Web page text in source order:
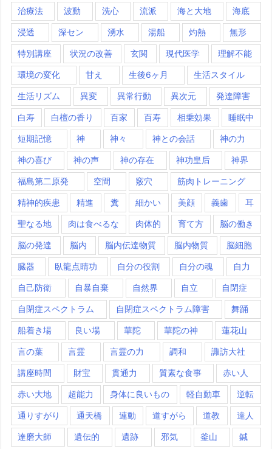
治療法 波動 洗心 流派 海と大地 海底
浸透 深セン 湧水 湯船 灼熱 無形
特別講座 状況の改善 玄関 現代医学 理解不能
環境の変化 甘え 生後6ヶ月 生活スタイル
生活リズム 異変 異常行動 異次元 発達障害
白寿 白檀の香り 百家 百寿 相乗効果 睡眠中
短期記憶 神 神々 神との会話 神の力
神の喜び 神の声 神の存在 神功皇后 神界
福島第二原発 空間 竅穴 筋肉トレーニング
精神的疾患 精進 糞 細かい 美顔 義歯 耳
聖なる地 肉は食べるな 肉体的 育て方 脳の働き
脳の発達 脳内 脳内伝達物質 脳内物質 脳細胞
臓器 臥龍点睛功 自分の役割 自分の魂 自力
自己防衛 自暴自棄 自然界 自立 自閉症
自閉症スペクトラム 自閉症スペクトラム障害 舞踊
船着き場 良い場 華陀 華陀の神 蓮花山
言の葉 言霊 言霊の力 調和 諏訪大社
講座時間 財宝 貫通力 質素な食事 赤い人
赤い大地 超能力 身体に良いもの 軽自動車 逆転
通りすがり 通天橋 連動 道すがら 道教 達人
達磨大師 遺伝的 遺跡 邪気 釜山 鍼